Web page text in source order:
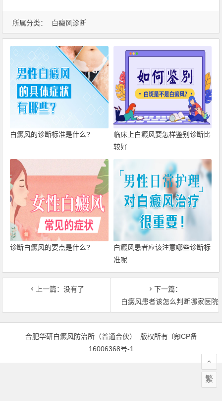
所属分类： 白癜风诊断
白癜风的诊断标准是什么?
临床上白癜风要怎样鉴别诊断比
较好
诊断白癜风的要点是什么?
白癜风患者应该注意哪些诊断标
准呢
上一篇：没有了
下一篇：
白癜风患者该怎么判断哪家医院
合肥华研白癜风防治所（普通合伙） 版权所有 皖ICP备
16006368号-1
繁